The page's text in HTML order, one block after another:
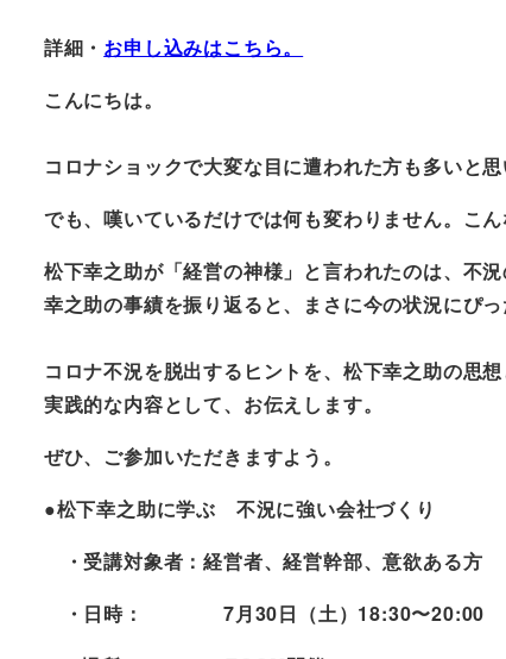
詳細・ お申し込みはこちら。
こんにちは。
コロナショックで大変な目に遭われた方も多いと思
でも、嘆いているだけでは何も変わりません。こ
松下幸之助が「経営の神様」と言われたのは、不
幸之助の事績を振り返ると、まさに今の状況にぴ
コロナ不況を脱出するヒントを、松下幸之助の思想
実践的な内容として、お伝えします。
ぜひ、ご参加いただきますよう。
●松下幸之助に学ぶ 不況に強い会社づくり
・受講対象者：経営者、経営幹部、意欲ある方
・日時： 7月30日（土）18:30〜20:00